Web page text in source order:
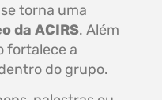
torna uma
da ACIRS. Além
fortalece a
do grupo.